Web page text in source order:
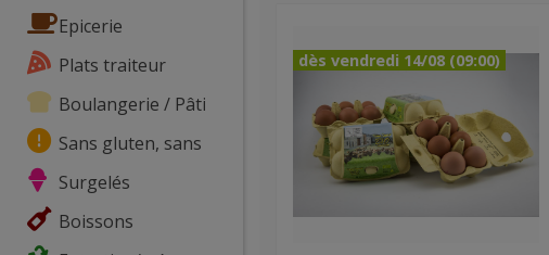
Epicerie
Plats traiteur
Boulangerie / Pâtisserie
Sans gluten, sans lactose, ...
Surgelés
Boissons
dès vendredi 14/08 (09:00)